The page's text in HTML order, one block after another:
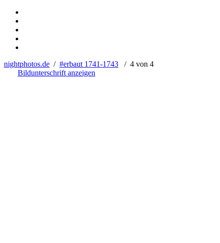
nightphotos.de / #erbaut 1741-1743 / 4 von 4
Bildunterschrift anzeigen